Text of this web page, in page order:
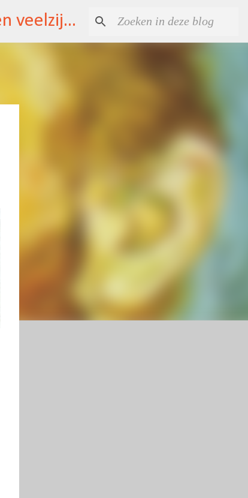
atelier Suzanne Huijs \ grafische vormgeving / illustraties \ kunst / een veelzijdig huis \